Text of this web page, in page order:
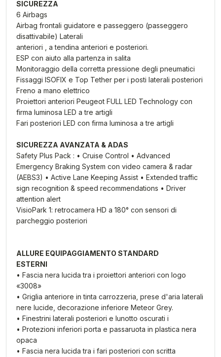
SICUREZZA
6 Airbags
Airbag frontali guidatore e passeggero (passeggero
disattivabile) Laterali
anteriori , a tendina anteriori e posteriori.
ESP con aiuto alla partenza in salita
Monitoraggio della corretta pressione degli pneumatici
Fissaggi ISOFIX e Top Tether per i posti laterali posteriori
Freno a mano elettrico
Proiettori anteriori Peugeot FULL LED Technology con
firma luminosa LED a tre artigli
Fari posteriori LED con firma luminosa a tre artigli
SICUREZZA AVANZATA & ADAS
Safety Plus Pack : • Cruise Control • Advanced
Emergency Braking System con video camera & radar
(AEBS3) • Active Lane Keeping Assist • Extended traffic
sign recognition & speed recommendations • Driver
attention alert
VisioPark 1: retrocamera HD a 180° con sensori di
parcheggio posteriori
ALLURE EQUIPAGGIAMENTO STANDARD
ESTERNI
• Fascia nera lucida tra i proiettori anteriori con logo
«3008»
• Griglia anteriore in tinta carrozzeria, prese d'aria laterali
nere lucide, decorazione inferiore Meteor Grey.
• Finestrini laterali posteriori e lunotto oscurati i
• Protezioni inferiori porta e passaruota in plastica nera
opaca
• Fascia nera lucida tra i fari posteriori con scritta